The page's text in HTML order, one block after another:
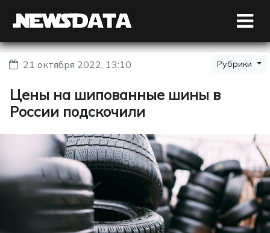
21 октября 2022, 13:10 Рубрики
Цены на шипованные шины в
России подскочили